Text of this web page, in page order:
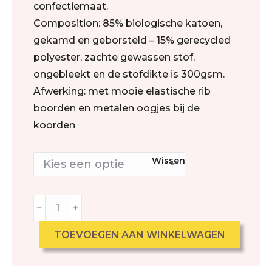
confectiemaat.
Composition: 85% biologische katoen,
gekamd en geborsteld – 15% gerecycled
polyester, zachte gewassen stof,
ongebleekt en de stofdikte is 300gsm.
Afwerking: met mooie elastische rib
boorden en metalen oogjes bij de
koorden
Wissen
﹣ ﹢
TOEVOEGEN AAN WINKELWAGEN